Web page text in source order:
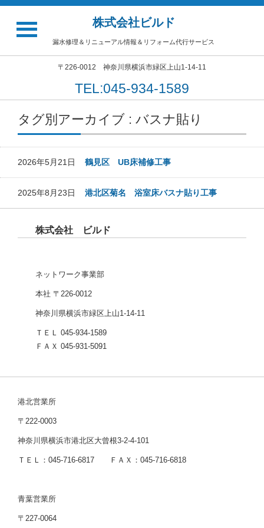
株式会社ビルド
漏水修理＆リニューアル情報＆リフォーム代行サービス
〒226-0012 神奈川県横浜市緑区上山1-14-11
TEL:045-934-1589
タグ別アーカイブ : バスナ貼り
2026年5月21日 鶴見区 UB床補修工事
2025年8月23日 港北区菊名 浴室床バスナ貼り工事
株式会社 ビルド
ネットワーク事業部
本社 〒226-0012
神奈川県横浜市緑区上山1-14-11
ＴＥＬ 045-934-1589
ＦＡＸ 045-931-5091
港北営業所
〒222-0003
神奈川県横浜市港北区大曾根3-2-4-101
ＴＥＬ：045-716-6817 ＦＡＸ：045-716-6818
青葉営業所
〒227-0064